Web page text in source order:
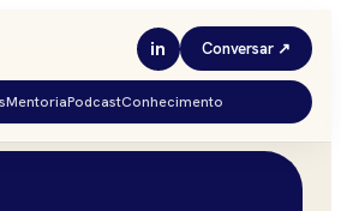
MentoriaPodcastConhecimento
in Conversar ↗